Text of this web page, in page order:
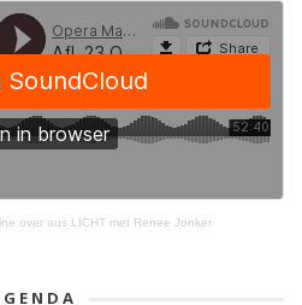
over aus LICHT met Renee Jonker